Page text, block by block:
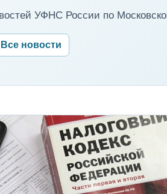
УФНС России по
Все новости